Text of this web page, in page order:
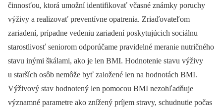
činnosťou, ktorá umožní identifikovať včasné známky poruchy
výživy a realizovať preventívne opatrenia. Zriaďovateľom
zariadení, prípadne vedeniu zariadení poskytujúcich sociálnu
starostlivosť seniorom odporúčame pravidelné meranie nutričného
stavu inými škálami, ako je len BMI. Hodnotenie stavu výživy
u starších osôb nemôže byť založené len na hodnotách BMI.
Výživový stav hodnotený len pomocou BMI nezohľadňuje
významné parametre ako znížený príjem stravy, schudnutie počas